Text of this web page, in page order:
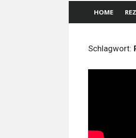
HOME
Schlagwort: